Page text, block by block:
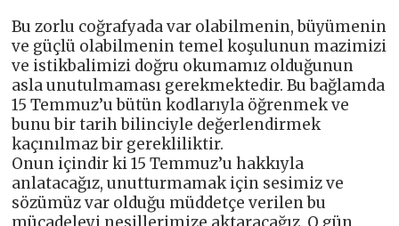
Bu zorlu coğrafyada var olabilmenin, büyümenin
ve güçlü olabilmenin temel koşulunun mazimizi
ve istikbalimizi doğru okumamız olduğunun
asla unutulmaması gerekmektedir. Bu bağlamda
15 Temmuz’u bütün kodlarıyla öğrenmek ve
bunu bir tarih bilinciyle değerlendirmek
kaçınılmaz bir gerekliliktir.
Onun içindir ki 15 Temmuz’u hakkıyla
anlatacağız, unutturmamak için sesimiz ve
sözümüz var olduğu müddetçe verilen bu